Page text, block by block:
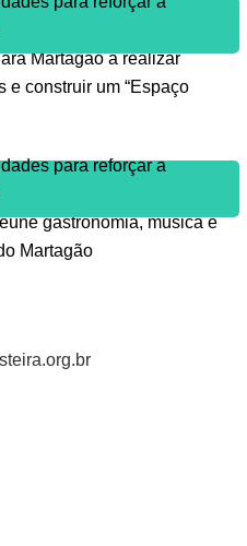
Martagão a realizar
e construir um “Espaço
gastronomia, música e
Martagão